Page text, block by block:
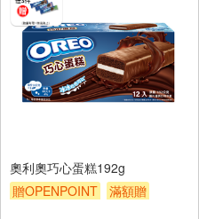
奧利奧巧心蛋糕192g
贈OPENPOINT
滿額贈